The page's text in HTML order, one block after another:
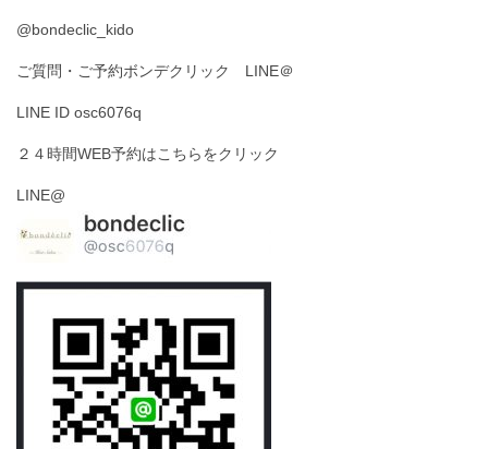
@bondeclic_kido
ご質問・ご予約ボンデクリック LINE＠
LINE ID osc6076q
２４時間WEB予約はこちらをクリック
LINE@